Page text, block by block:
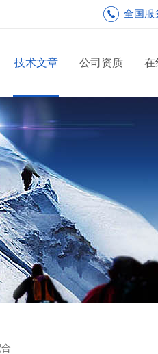
全国服
技术文章 公司资质 在